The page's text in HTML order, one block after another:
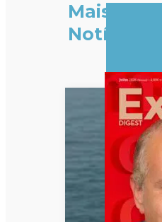
Mais
Notícias